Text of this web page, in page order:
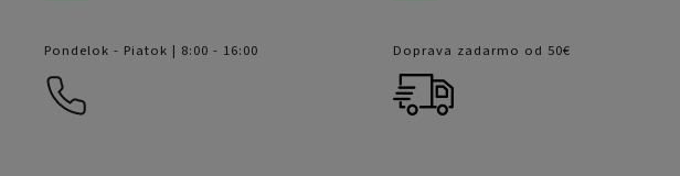
Pondelok - Piatok | 8:00 - 16:00 Doprava zadarmo od 50€